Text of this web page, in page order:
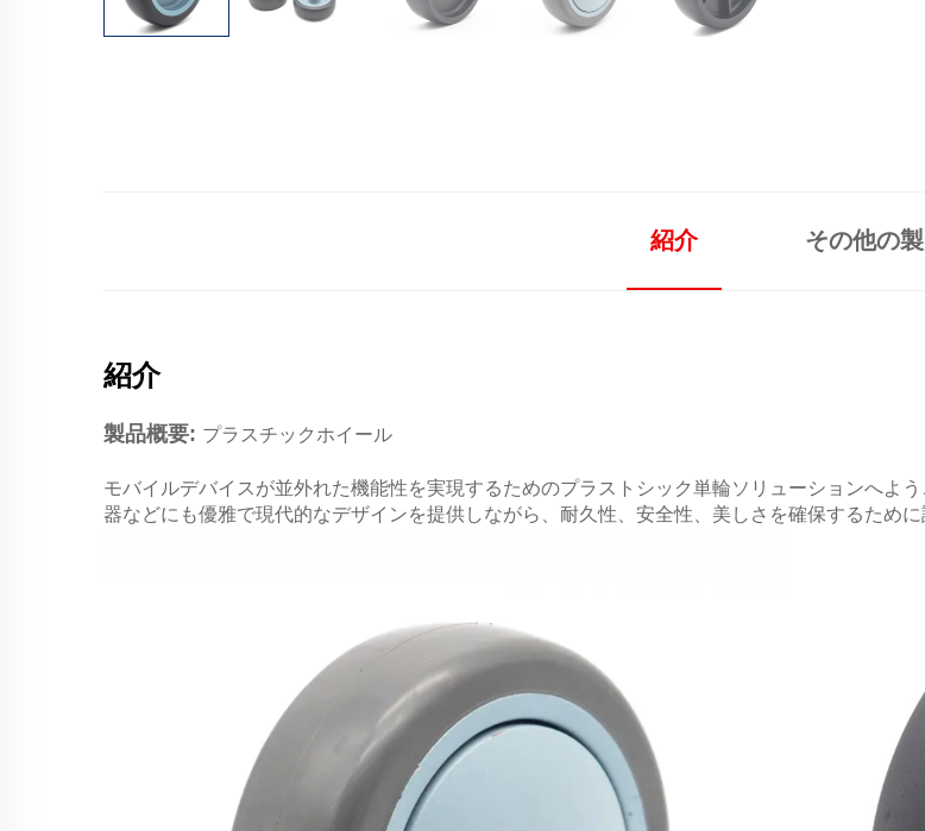
紹介 その他の
紹介
製品概要: プラスチックホイール
モバイルデバイスが並外れた機能性を実現するためのプラストシック単輪ソリューションへよ
器などにも優雅で現代的なデザインを提供しながら、耐久性、安全性、美しさを確保するために